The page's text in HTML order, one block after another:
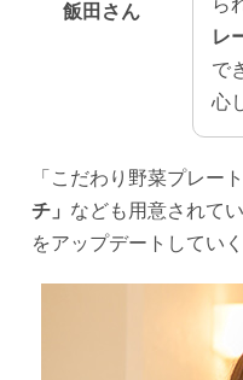
飯田さん
ら
レ
で
心
「こだわり野菜プレー
チ」 なども用意されて
をアップデートしてい